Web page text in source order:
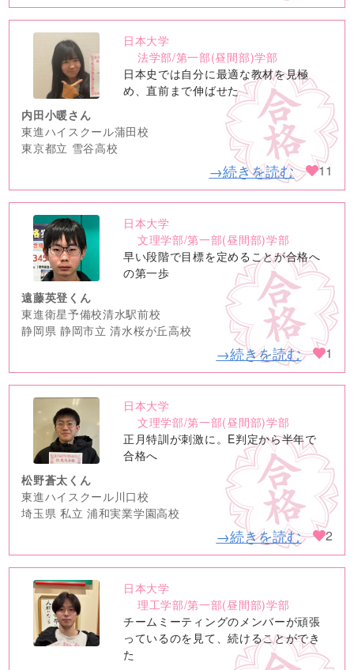
no
image
日本大学
法学部/第一部(昼間部)学部
日本史では自分に最適な教材を見極
め、直前まで伸ばせた
内田小暖さん
東進ハイスクール蒲田校
東京都立 雪谷高校
→続きを読む 11
no
image
日本大学
文理学部/第一部(昼間部)学部
早い段階で目標を定めることが合格へ
の第一歩
遠藤英登くん
東進衛星予備校清水駅前校
静岡県 静岡市立 清水桜が丘高校
→続きを読む 1
no
image
日本大学
文理学部/第一部(昼間部)学部
正月特訓が刺激に。E判定から半年で
合格へ
松野蒼太くん
東進ハイスクール川口校
埼玉県 私立 浦和実業学園高校
→続きを読む 2
no
image
日本大学
理工学部/第一部(昼間部)学部
チームミーティングのメンバーが頑張
っているのを見て、続けることができ
た